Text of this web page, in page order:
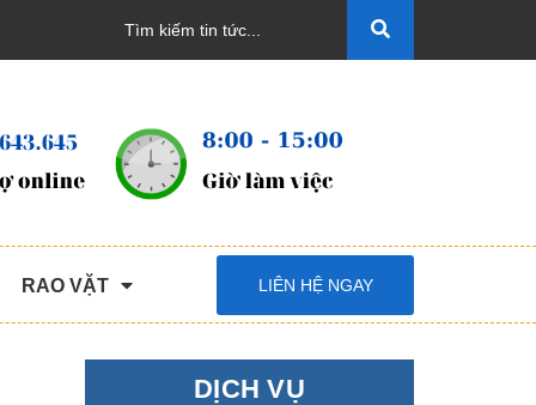
RAO VẶT LIÊN HỆ NGAY
DỊCH VỤ